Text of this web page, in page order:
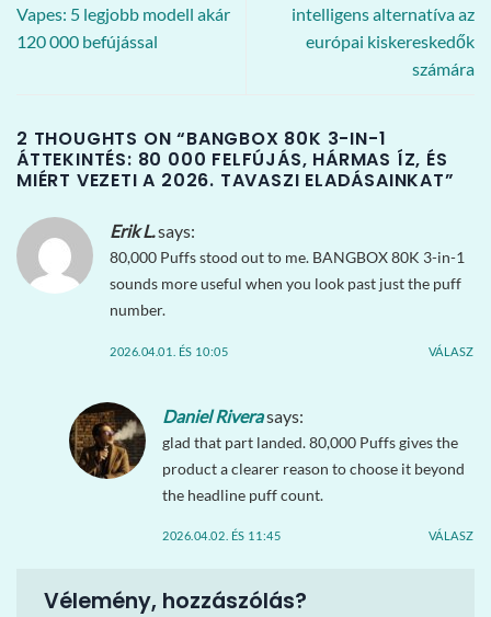
Vapes: 5 legjobb modell akár
120 000 befújással
intelligens alternatíva az
európai kiskereskedők
számára
2 THOUGHTS ON “BANGBOX 80K 3-IN-1
ÁTTEKINTÉS: 80 000 FELFÚJÁS, HÁRMAS ÍZ, ÉS
MIÉRT VEZETI A 2026. TAVASZI ELADÁSAINKAT”
Erik L.says:
80,000 Puffs stood out to me. BANGBOX 80K 3-in-1
sounds more useful when you look past just the puff
number.
2026.04.01. ÉS 10:05 VÁLASZ
Daniel Riverasays:
glad that part landed. 80,000 Puffs gives the
product a clearer reason to choose it beyond
the headline puff count.
2026.04.02. ÉS 11:45 VÁLASZ
Vélemény, hozzászólás?